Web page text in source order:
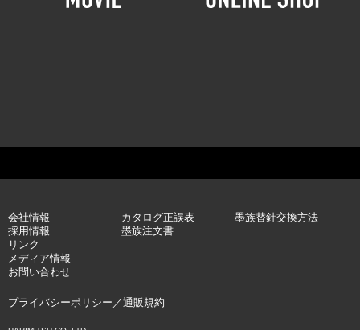
会社情報
採用情報
リンク
メディア情報
お問い合わせ
カタログ正誤表
墨族注文書
墨族替針交換方法
プライバシーポリシー ／通販規約